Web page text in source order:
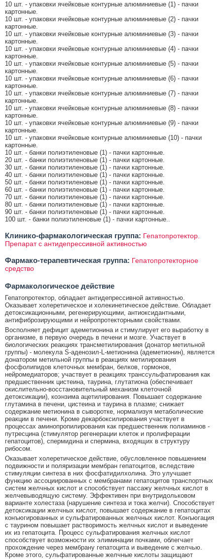
10 шт. - упаковки ячейковые контурные алюминиевые (1) - пачки
картонные.
10 шт. - упаковки ячейковые контурные алюминиевые (2) - пачки
картонные.
10 шт. - упаковки ячейковые контурные алюминиевые (3) - пачки
картонные.
10 шт. - упаковки ячейковые контурные алюминиевые (4) - пачки
картонные.
10 шт. - упаковки ячейковые контурные алюминиевые (5) - пачки
картонные.
10 шт. - упаковки ячейковые контурные алюминиевые (6) - пачки
картонные.
10 шт. - упаковки ячейковые контурные алюминиевые (7) - пачки
картонные.
10 шт. - упаковки ячейковые контурные алюминиевые (8) - пачки
картонные.
10 шт. - упаковки ячейковые контурные алюминиевые (9) - пачки
картонные.
10 шт. - упаковки ячейковые контурные алюминиевые (10) - пачки
картонные.
10 шт. - банки полиэтиленовые (1) - пачки картонные.
20 шт. - банки полиэтиленовые (1) - пачки картонные.
30 шт. - банки полиэтиленовые (1) - пачки картонные.
40 шт. - банки полиэтиленовые (1) - пачки картонные.
50 шт. - банки полиэтиленовые (1) - пачки картонные.
60 шт. - банки полиэтиленовые (1) - пачки картонные.
70 шт. - банки полиэтиленовые (1) - пачки картонные.
80 шт. - банки полиэтиленовые (1) - пачки картонные.
90 шт. - банки полиэтиленовые (1) - пачки картонные.
100 шт. - банки полиэтиленовые (1) - пачки картонные..
Клинико-фармакологическая группа: Гепатопротектор.
Препарат с антидепрессивной активностью
Фармако-терапевтическая группа: Гепатопротекторное
средство
Фармакологическое действие
Гепатопротектор, обладает антидепрессивной активностью.
Оказывает холеретическое и холекинетическое действие. Обладает
детоксикационными, регенерирующими, антиоксидантными,
антифиброзирующими и нейропротекторными свойствами.
Восполняет дефицит адеметионина и стимулирует его выработку в
организме, в первую очередь в печени и мозге. Участвует в
биологических реакциях трансметилирования (донатор метильной
группы) - молекула S-аденозил-L-метионина (адеметионин), является
донатором метильной группы в реакциях метилирования
фосфолипидов клеточных мембран, белков, гормонов,
нейромедиаторов; участвует в реакциях транссульфатирования как
предшественник цистеина, таурина, глутатиона (обеспечивает
окислительно-восстановительный механизм клеточной
детоксикации), коэнзима ацетилирования. Повышает содержание
глутамина в печени, цистеина и таурина в плазме; снижает
содержание метионина в сыворотке, нормализуя метаболические
реакции в печени. Кроме декарбоксилирования участвует в
процессах аминопропилирования как предшественник полиаминов -
путресцина (стимулятор регенерации клеток и пролиферации
гепатоцитов), спермидина и спермина, входящих в структуру
рибосом.
Оказывает холеретическое действие, обусловленное повышением
подвижности и поляризации мембран гепатоцитов, вследствие
стимуляции синтеза в них фосфатидилхолина. Это улучшает
функцию ассоциированных с мембранами гепатоцитов транспортных
систем желчных кислот и способствует пассажу желчных кислот в
желчевыводящую систему. Эффективен при внутридольковом
варианте холестаза (нарушение синтеза и тока желчи). Способствует
детоксикации желчных кислот, повышает содержание в гепатоцитах
конъюгированных и сульфатированных желчных кислот. Конъюгация
с таурином повышает растворимость желчных кислот и выведение
их из гепатоцита. Процесс сульфатирования желчных кислот
способствует возможности их элиминации почками, облегчает
прохождение через мембрану гепатоцита и выведение с желчью.
Кроме этого, сульфатированные желчные кислоты защищают